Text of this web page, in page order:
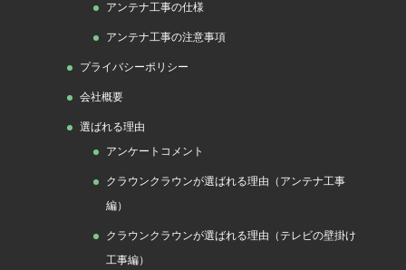
アンテナ工事の仕様
アンテナ工事の注意事項
プライバシーポリシー
会社概要
選ばれる理由
アンケートコメント
クラウンクラウンが選ばれる理由（アンテナ工事
編）
クラウンクラウンが選ばれる理由（テレビの壁掛け
工事編）